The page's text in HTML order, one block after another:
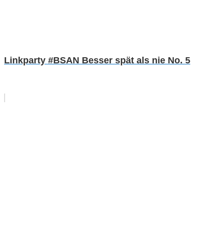
Linkparty #BSAN Besser spät als nie No. 5